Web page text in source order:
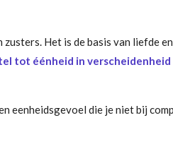
Het is de basis van liefde
tot éénheid in
eenheidsgevoel die je niet bij